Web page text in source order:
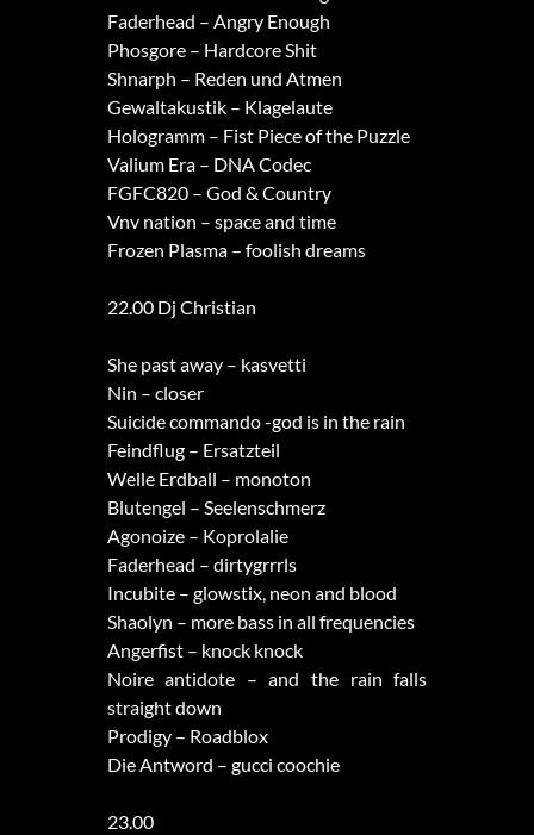
Faderhead – Angry Enough
Phosgore – Hardcore Shit
Shnarph – Reden und Atmen
Gewaltakustik – Klagelaute
Hologramm – Fist Piece of the Puzzle
Valium Era – DNA Codec
FGFC820 – God & Country
Vnv nation – space and time
Frozen Plasma – foolish dreams
22.00 Dj Christian
She past away – kasvetti
Nin – closer
Suicide commando -god is in the rain
Feindflug – Ersatzteil
Welle Erdball – monoton
Blutengel – Seelenschmerz
Agonoize – Koprolalie
Faderhead – dirtygrrrls
Incubite – glowstix, neon and blood
Shaolyn – more bass in all frequencies
Angerfist – knock knock
Noire antidote – and the rain falls
straight down
Prodigy – Roadblox
Die Antword – gucci coochie
23.00